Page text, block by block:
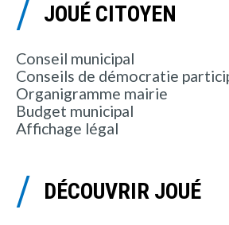
JOUÉ CITOYEN
Conseil municipal
Conseils de démocratie
Organigramme mairie
Budget municipal
Affichage légal
DÉCOUVRIR JOUÉ